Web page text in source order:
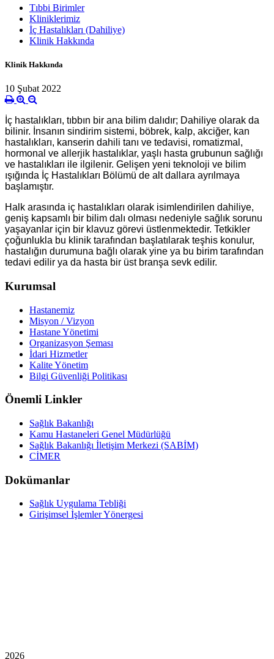
Tıbbi Birimler
Kliniklerimiz
İç Hastalıkları (Dahiliye)
Klinik Hakkında
Klinik Hakkında
10 Şubat 2022
İç hastalıkları, tıbbın bir ana bilim dalıdır; Dahiliye olarak da
bilinir. İnsanın sindirim sistemi, böbrek, kalp, akciğer, kan
hastalıkları, kanserin dahili tanı ve tedavisi, romatizmal,
hormonal ve allerjik hastalıklar, yaşlı hasta grubunun sağlığı
ve hastalıkları ile ilgilenir. Gelişen yeni teknoloji ve bilim
ışığında İç Hastalıkları Bölümü de alt dallara ayrılmaya
başlamıştır.
Halk arasında iç hastalıkları olarak isimlendirilen dahiliye,
geniş kapsamlı bir bilim dalı olması nedeniyle sağlık sorunu
yaşayanlar için bir klavuz görevi üstlenmektedir. Tetkikler
çoğunlukla bu klinik tarafından başlatılarak teşhis konulur,
hastalığın durumuna bağlı olarak yine ya bu birim tarafından
tedavi edilir ya da hasta bir üst branşa sevk edilir.
Kurumsal
Hastanemiz
Misyon / Vizyon
Hastane Yönetimi
Organizasyon Şeması
İdari Hizmetler
Kalite Yönetim
Bilgi Güvenliği Politikası
Önemli Linkler
Sağlık Bakanlığı
Kamu Hastaneleri Genel Müdürlüğü
Sağlık Bakanlığı İletişim Merkezi (SABİM)
CİMER
Dokümanlar
Sağlık Uygulama Tebliği
Girişimsel İşlemler Yönergesi
2026